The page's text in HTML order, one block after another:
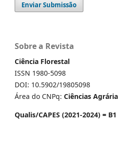
Enviar Submissão
Sobre a Revista
Ciência Florestal
ISSN 1980-5098
DOI: 10.5902/19805098
Área do CNPq: Ciências
Qualis/CAPES (2021-2024) = B1